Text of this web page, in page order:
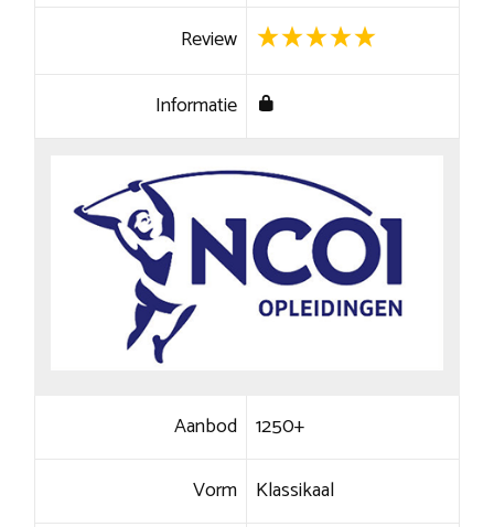
Review
Informatie
Aanbod 1250+
Vorm Klassikaal